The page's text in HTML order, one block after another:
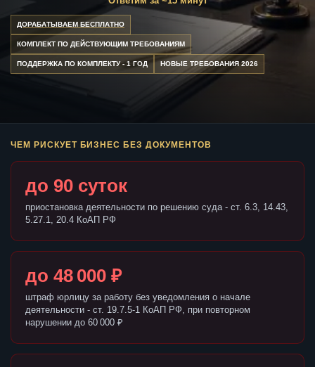
ДОРАБАТЫВАЕМ БЕСПЛАТНО
КОМПЛЕКТ ПО ДЕЙСТВУЮЩИМ ТРЕБОВАНИЯМ
ПОДДЕРЖКА ПО КОМПЛЕКТУ - 1 ГОД НОВЫЕ ТРЕБОВАНИЯ 2026
ЧЕМ РИСКУЕТ БИЗНЕС БЕЗ ДОКУМЕНТОВ
до 90 суток
приостановка деятельности по решению суда - ст. 6.3, 14.43,
5.27.1, 20.4 КоАП РФ
до 48 000 ₽
штраф юрлицу за работу без уведомления о начале
деятельности - ст. 19.7.5-1 КоАП РФ, при повторном
нарушении до 60 000 ₽